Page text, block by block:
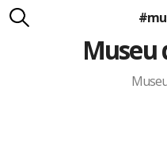
Suma't
Carlota Royo
Francesca Barcellona
Museu